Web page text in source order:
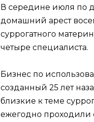
В середине июля по
домашний арест
суррогатного
четыре специалиста.
Бизнес по
созданный 25 лет
близкие к теме
ежегодно проходили